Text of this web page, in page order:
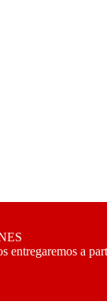
entregaremos a